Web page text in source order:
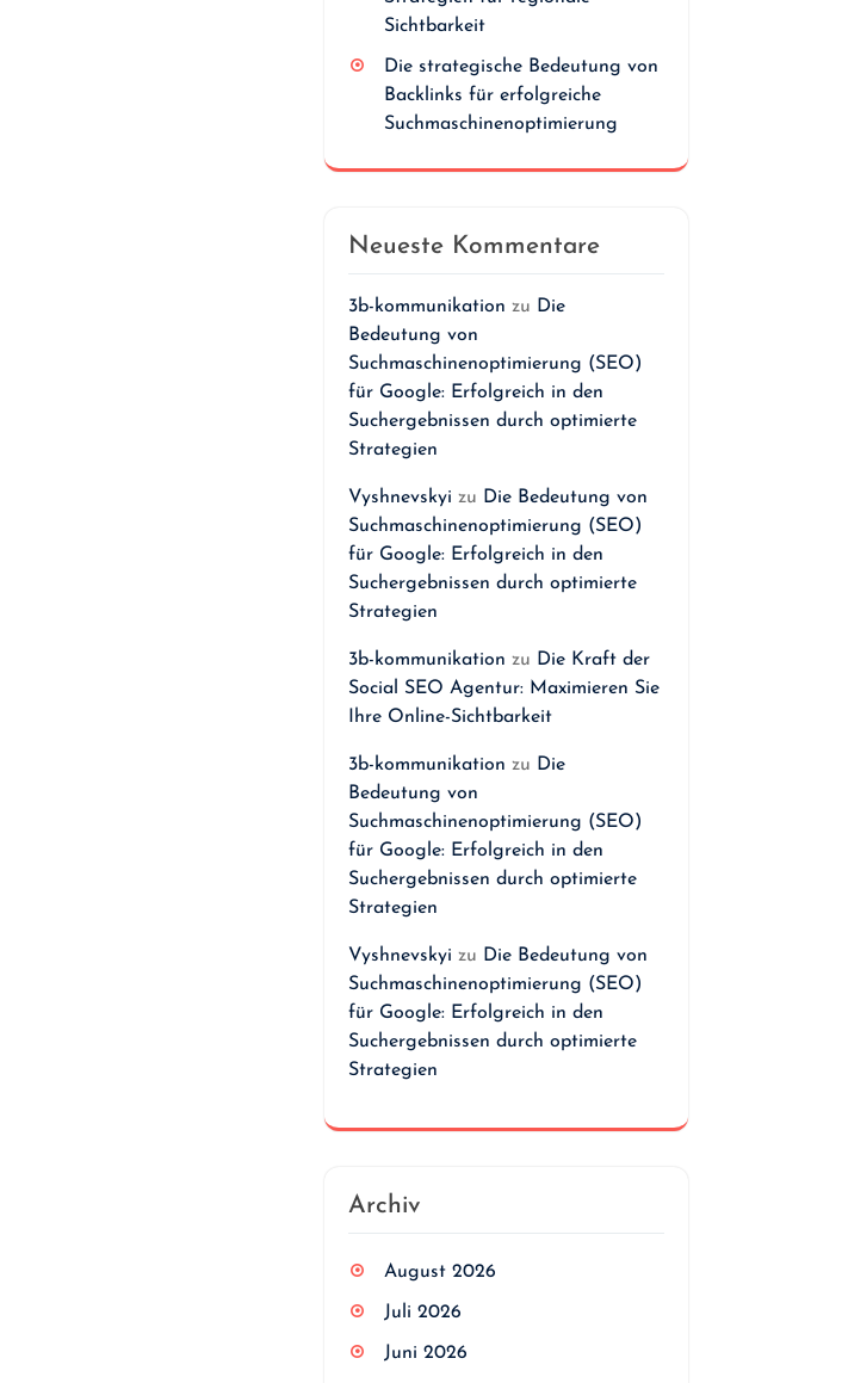
Sichtbarkeit
Die strategische Bedeutung von
Backlinks für erfolgreiche
Suchmaschinenoptimierung
Neueste Kommentare
3b-kommunikation zu Die
Bedeutung von
Suchmaschinenoptimierung (SEO)
für Google: Erfolgreich in den
Suchergebnissen durch optimierte
Strategien
Vyshnevskyi zu Die Bedeutung von
Suchmaschinenoptimierung (SEO)
für Google: Erfolgreich in den
Suchergebnissen durch optimierte
Strategien
3b-kommunikation zu Die Kraft der
Social SEO Agentur: Maximieren Sie
Ihre Online-Sichtbarkeit
3b-kommunikation zu Die
Bedeutung von
Suchmaschinenoptimierung (SEO)
für Google: Erfolgreich in den
Suchergebnissen durch optimierte
Strategien
Vyshnevskyi zu Die Bedeutung von
Suchmaschinenoptimierung (SEO)
für Google: Erfolgreich in den
Suchergebnissen durch optimierte
Strategien
Archiv
August 2026
Juli 2026
Juni 2026